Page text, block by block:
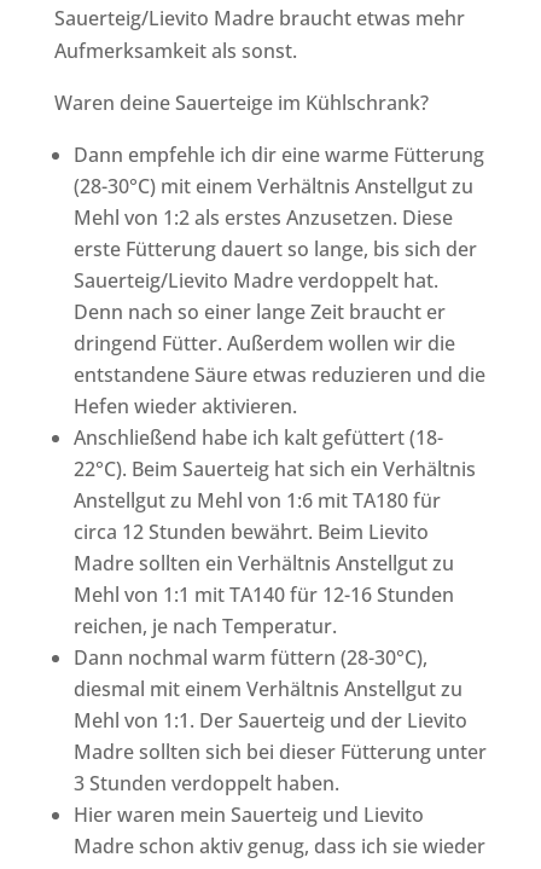
Sauerteig/Lievito Madre braucht etwas mehr
Aufmerksamkeit als sonst.
Waren deine Sauerteige im Kühlschrank?
Dann empfehle ich dir eine warme Fütterung
(28-30°C) mit einem Verhältnis Anstellgut zu
Mehl von 1:2 als erstes Anzusetzen. Diese
erste Fütterung dauert so lange, bis sich der
Sauerteig/Lievito Madre verdoppelt hat.
Denn nach so einer lange Zeit braucht er
dringend Fütter. Außerdem wollen wir die
entstandene Säure etwas reduzieren und die
Hefen wieder aktivieren.
Anschließend habe ich kalt gefüttert (18-
22°C). Beim Sauerteig hat sich ein Verhältnis
Anstellgut zu Mehl von 1:6 mit TA180 für
circa 12 Stunden bewährt. Beim Lievito
Madre sollten ein Verhältnis Anstellgut zu
Mehl von 1:1 mit TA140 für 12-16 Stunden
reichen, je nach Temperatur.
Dann nochmal warm füttern (28-30°C),
diesmal mit einem Verhältnis Anstellgut zu
Mehl von 1:1. Der Sauerteig und der Lievito
Madre sollten sich bei dieser Fütterung unter
3 Stunden verdoppelt haben.
Hier waren mein Sauerteig und Lievito
Madre schon aktiv genug, dass ich sie wieder